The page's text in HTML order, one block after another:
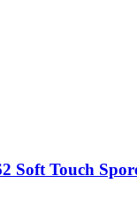
Soft Touch